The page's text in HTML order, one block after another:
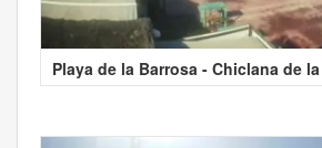
Playa de la Barrosa - Chiclana de